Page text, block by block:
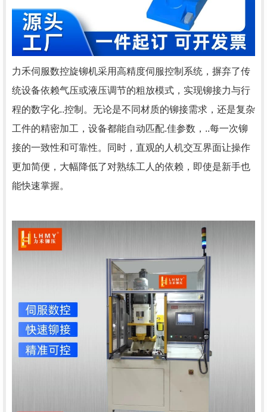
力禾伺服数控旋铆机采用高精度伺服控制系统，摒弃了传
统设备依赖气压或液压调节的粗放模式，实现铆接力与行
程的数字化..控制。无论是不同材质的铆接需求，还是复杂
工件的精密加工，设备都能自动匹配.佳参数，..每一次铆
接的一致性和可靠性。同时，直观的人机交互界面让操作
更加简便，大幅降低了对熟练工人的依赖，即使是新手也
能快速掌握。